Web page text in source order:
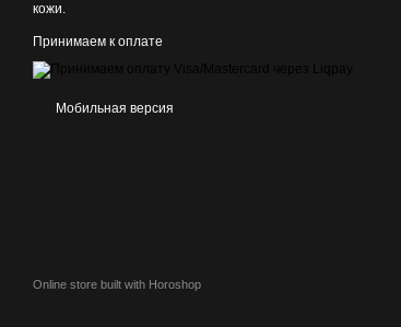
кожи.
Принимаем к оплате
Мобильная версия
Online store built with Horoshop